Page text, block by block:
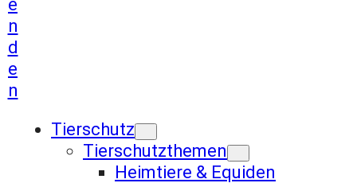
e
n
d
e
n
Tierschutz
Tierschutzthemen
Heimtiere & Equiden